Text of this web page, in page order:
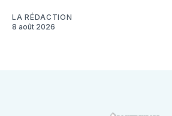
LA RÉDACTION
8 août 2026